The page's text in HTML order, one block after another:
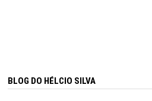
BLOG DO HÉLCIO SILVA